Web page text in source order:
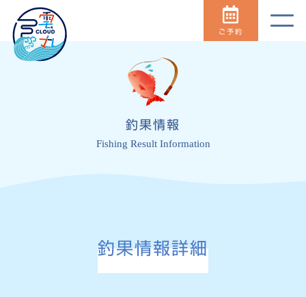
ご予約
釣果情報
Fishing Result Information
釣果情報詳細